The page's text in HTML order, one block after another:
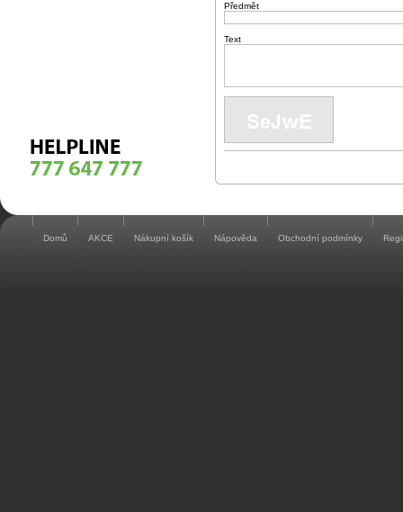
Předmět
Text
Domů AKCE Nákupní košík Nápověda Obchodní podmínky